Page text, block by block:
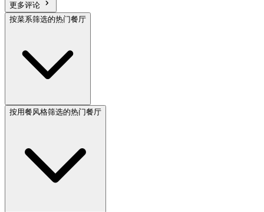
更多评论
按菜系筛选的热门餐厅
按用餐风格筛选的热门餐厅